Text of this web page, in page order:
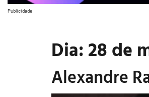
Publicidade
Dia: 28 de
Alexandre